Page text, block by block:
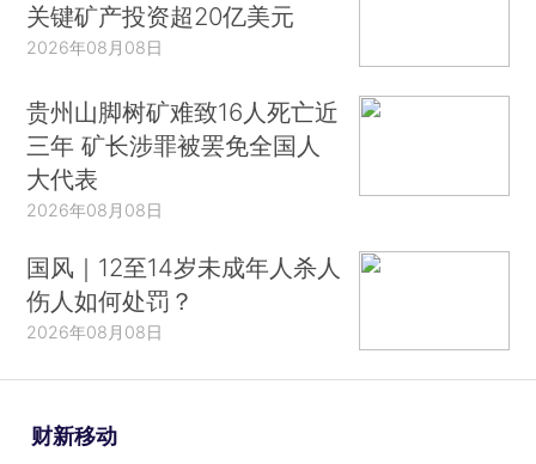
关键矿产投资超20亿美元
2026年08月08日
贵州山脚树矿难致16人死亡近
三年 矿长涉罪被罢免全国人
大代表
2026年08月08日
国风｜12至14岁未成年人杀人
伤人如何处罚？
2026年08月08日
财新移动